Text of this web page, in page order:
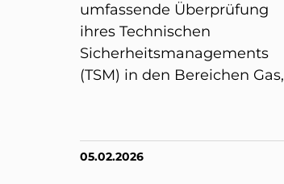
umfassende Überprüfung
ihres Technischen
Sicherheitsmanagements
(TSM) in den Bereichen Gas,
05.02.2026